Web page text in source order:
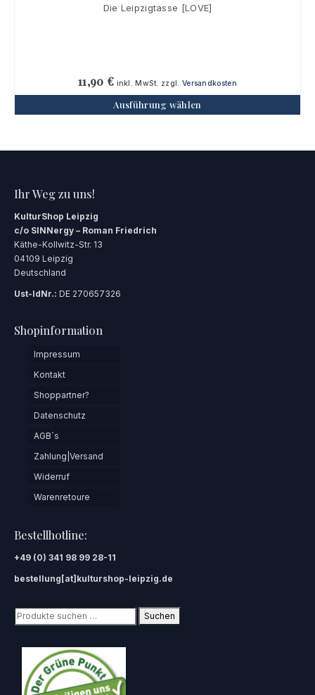
Die Leipzigtasse [LOVE]
11,90 € inkl. MwSt. zzgl. Versandkosten
Ausführung wählen
weist
Ihr Weg zu uns!
KulturShop Leipzig
c/o SINNergy – Roman Friedrich
Käthe-Kollwitz-Str. 13
04109 Leipzig
Deutschland
Ust-IdNr.: DE 270657326
Shopinformation
Impressum
Kontakt
Shoppartner?
Datenschutz
AGB´s
Zahlung|Versand
Widerruf
Warenretoure
Bestellhotline:
+49 (0) 341 98 99 28-11
bestellung[at]kulturshop-leipzig.de
Suchen
nach:
Suchen